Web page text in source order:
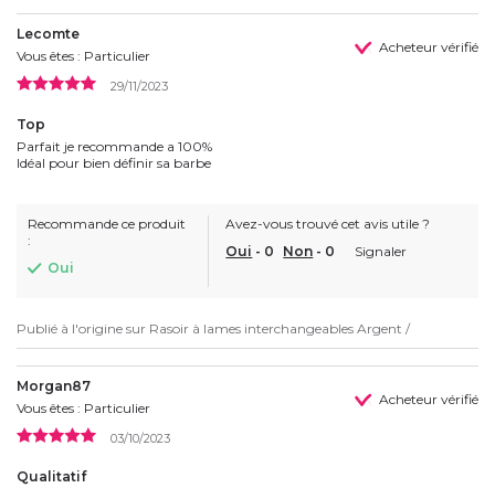
Lecomte
Vous êtes : Particulier
Acheteur vérifié
29/11/2023
Top
Parfait je recommande a 100%
Idéal pour bien définir sa barbe
Recommande ce produit
:
Oui
Avez-vous trouvé cet avis utile ?
Oui - 0 Non - 0 Signaler
Publié à l'origine sur Rasoir à lames interchangeables Argent /
Morgan87
Vous êtes : Particulier
Acheteur vérifié
03/10/2023
Qualitatif